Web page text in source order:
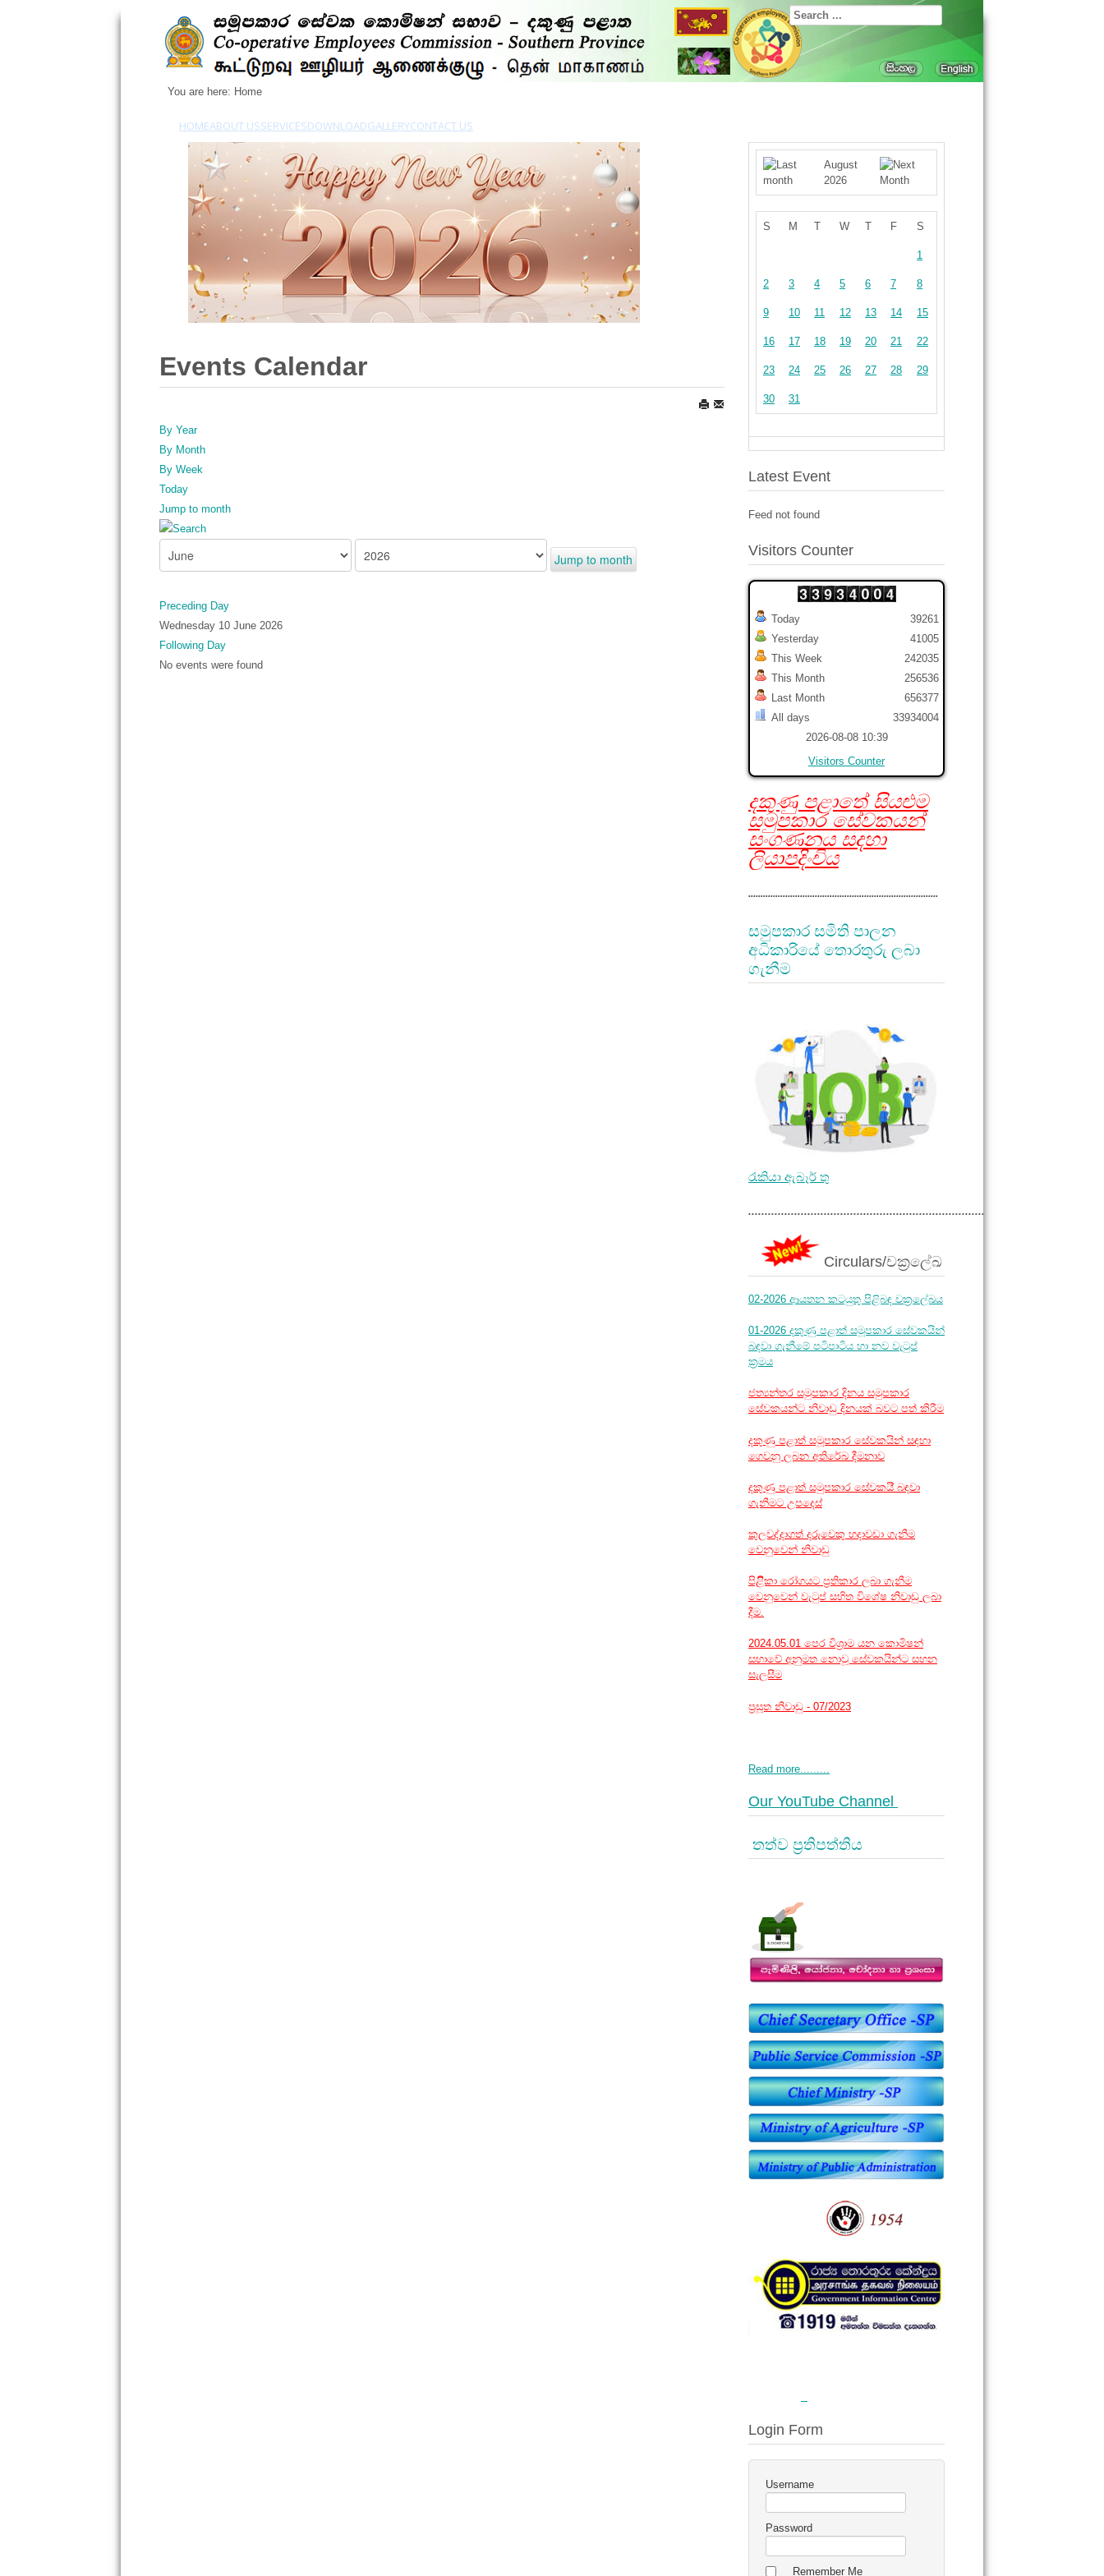
You are here: Home
HOMEABOUT USSERVICESDOWNLOADGALLERYCONTACT US
Events Calendar
By Year
By Month
By Week
Today
Jump to month
Jump to month
Preceding Day
Wednesday 10 June 2026
Following Day
No events were found
August
2026
S M T W T F S
1
2 3 4 5 6 7 8
9 10 11 12 13 14 15
16 17 18 19 20 21 22
23 24 25 26 27 28 29
30 31
Latest Event
Feed not found
Visitors Counter
Today
Yesterday
This Week
This Month
Last Month
All days
39261
41005
242035
256536
656377
33934004
2026-08-08 10:39
Visitors Counter
දකුණු පළාතේ සියළුම
සමුපකාර සේවකයන්
සංගණනය සදහා
ලියාපදිංචිය
.............................................................................
සමුපකාර සමිති පාලන
අධිකාරියේ තොරතුරු ලබා
ගැනීම
රැකියා ඇබෑර් තු
.............................................................................
Circulars/චක්‍රලේඛ
02-2026 ආයතන කටයුතු පිළිබඳ චක්‍රලේඛය
01-2026 දකුණු පළාත් සමූපකාර සේවකයින්
බඳවා ගැනීමේ පටිපාටිය හා නව වැටුප්
ක්‍රමය
ජත්‍යන්තර සමුපකාර දිනය සමුපකාර
සේවකයන්ට නිවාඩු දිනයක් බවට පත් කිරීම
දකුණු පළාත් සමූපකාර සේවකයින් සඳහා
ගෙවනු ලබන අතිරේඛ දීමනාව
දකුණු පළාත් සමුපකාර සේවකයි් බඳවා
ගැනීමට උපදෙස්
කුලවද්දාගත් දරුවෙකු හදාවඩා ගැනීම
වෙනුවෙන් නිවාඩු
පිළිිකා රෝගයට ප්‍රතිකාර ලබා ගැනීම
වෙනුවෙන් වැටුප් සහිත විශේෂ නිවාඩු ලබා
දීම.
2024.05.01 පෙර විශ්‍රාම යන කොමිෂන්
සභාවේ අනුමත නොවූ සේවකයින්ට සහන
සැලසීම
ප්‍රසූත නිවාඩු - 07/2023
Read more.........
Our YouTube Channel
තත්ව ප්‍රතිපත්තිය
Login Form
Username
Password
Remember Me